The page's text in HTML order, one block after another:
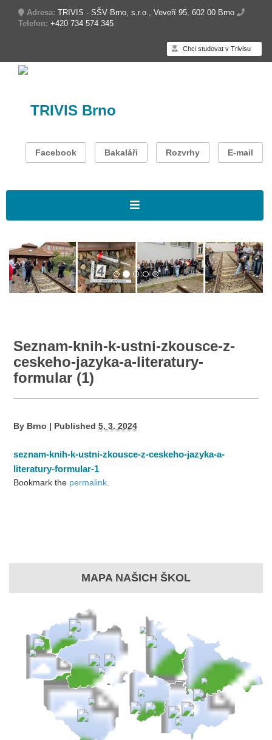
Adresa: TRIVIS - SŠV Brno, s.r.o., Veveří 95, 602 00 Brno
Telefon: +420 734 574 345
Chci studovat v Trivisu
TRIVIS Brno
Facebook Bakaláři Rozvrhy E-mail
Seznam-knih-k-ustni-zkousce-z-
ceskeho-jazyka-a-literatury-
formular (1)
By Brno | Published 5. 3. 2024
seznam-knih-k-ustni-zkousce-z-ceskeho-jazyka-a-
literatury-formular-1
Bookmark the permalink.
MAPA NAŠICH ŠKOL